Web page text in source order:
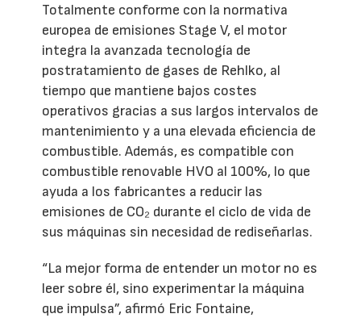
Totalmente conforme con la normativa
europea de emisiones Stage V, el motor
integra la avanzada tecnología de
postratamiento de gases de Rehlko, al
tiempo que mantiene bajos costes
operativos gracias a sus largos intervalos de
mantenimiento y a una elevada eficiencia de
combustible. Además, es compatible con
combustible renovable HVO al 100%, lo que
ayuda a los fabricantes a reducir las
emisiones de CO₂ durante el ciclo de vida de
sus máquinas sin necesidad de rediseñarlas.
“La mejor forma de entender un motor no es
leer sobre él, sino experimentar la máquina
que impulsa”, afirmó Eric Fontaine,